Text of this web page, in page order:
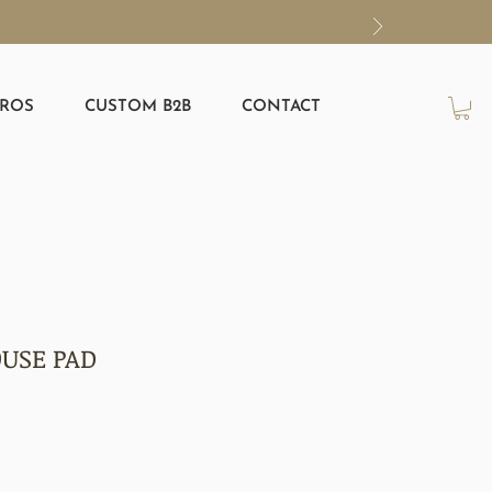
CUSTOM B2B CONTACT
PAD